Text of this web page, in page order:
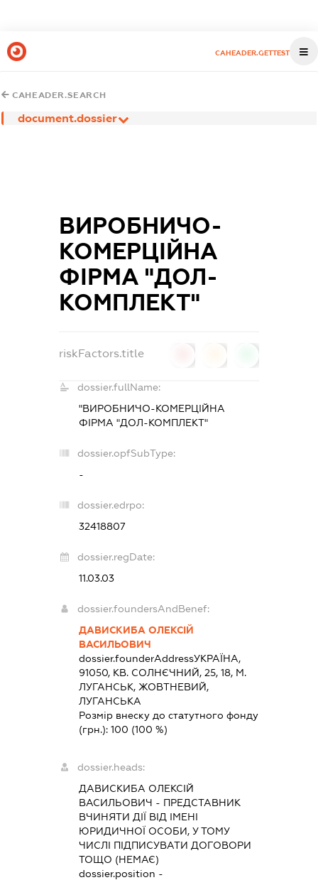
CAHEADER.GETTEST
CAHEADER.SEARCH
document.dossier
ВИРОБНИЧО-
КОМЕРЦІЙНА
ФІРМА "ДОЛ-
КОМПЛЕКТ"
riskFactors.title
dossier.fullName:
"ВИРОБНИЧО-КОМЕРЦІЙНА
ФІРМА "ДОЛ-КОМПЛЕКТ"
dossier.opfSubType:
-
dossier.edrpo:
32418807
dossier.regDate:
11.03.03
dossier.foundersAndBenef:
ДАВИСКИБА ОЛЕКСІЙ
ВАСИЛЬОВИЧ
dossier.founderAddressУКРАЇНА,
91050, КВ. СОЛНЄЧНИЙ, 25, 18, М.
ЛУГАНСЬК, ЖОВТНЕВИЙ,
ЛУГАНСЬКА
Розмір внеску до статутного фонду
(грн.): 100 (100 %)
dossier.heads:
ДАВИСКИБА ОЛЕКСІЙ
ВАСИЛЬОВИЧ - ПРЕДСТАВНИК
ВЧИНЯТИ ДІЇ ВІД ІМЕНІ
ЮРИДИЧНОЇ ОСОБИ, У ТОМУ
ЧИСЛІ ПІДПИСУВАТИ ДОГОВОРИ
ТОЩО (НЕМАЄ)
dossier.position -